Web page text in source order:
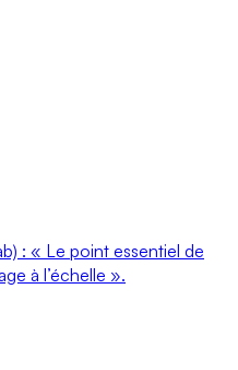
: « Le point essentiel de
à l’échelle ».